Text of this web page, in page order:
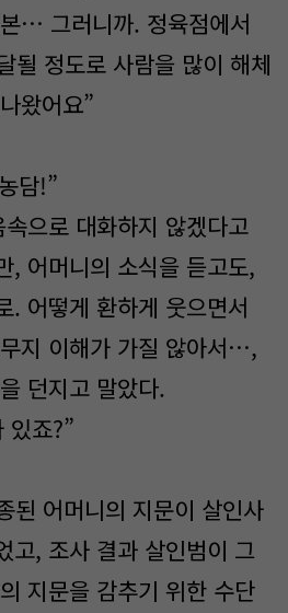
… 그러니까. 정육점에서
정도로 사람을 많이 해체
왔어요”
담!”
으로 대화하지 않겠다고
, 어머니의 소식을 듣고도,
. 어떻게 환하게 웃으면서
지 이해가 가질 않아서…,
던지고 말았다.
있죠?”
된 어머니의 지문이 살인사
고, 조사 결과 살인범이 그
지문을 감추기 위한 수단